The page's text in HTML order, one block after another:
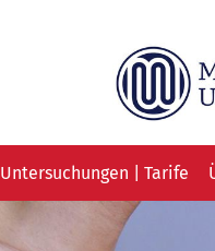
Untersuchungen | Tarife